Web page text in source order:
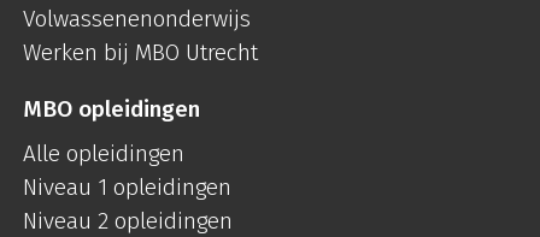
Volwassenenonderwijs
Werken bij MBO Utrecht
MBO opleidingen
Alle opleidingen
Niveau 1 opleidingen
Niveau 2 opleidingen